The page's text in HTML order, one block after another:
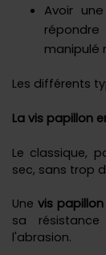
Avoir
manipulé
Les différents
La vis papillon
Le classique,
sec, sans trop
Une vis papillon
sa
l'abrasion.